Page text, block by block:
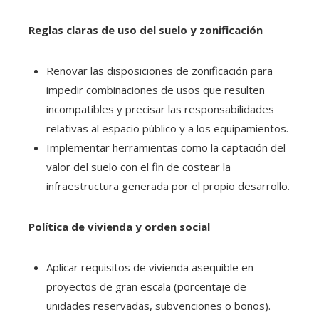
Reglas claras de uso del suelo y zonificación
Renovar las disposiciones de zonificación para
impedir combinaciones de usos que resulten
incompatibles y precisar las responsabilidades
relativas al espacio público y a los equipamientos.
Implementar herramientas como la captación del
valor del suelo con el fin de costear la
infraestructura generada por el propio desarrollo.
Política de vivienda y orden social
Aplicar requisitos de vivienda asequible en
proyectos de gran escala (porcentaje de
unidades reservadas, subvenciones o bonos).